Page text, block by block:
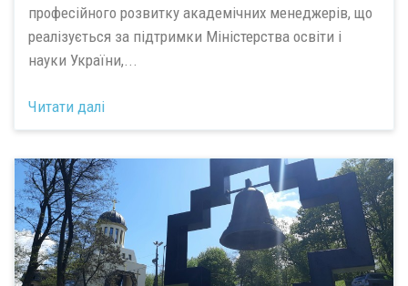
професійного розвитку академічних менеджерів, що
реалізується за підтримки Міністерства освіти і
науки України,...
Читати далі